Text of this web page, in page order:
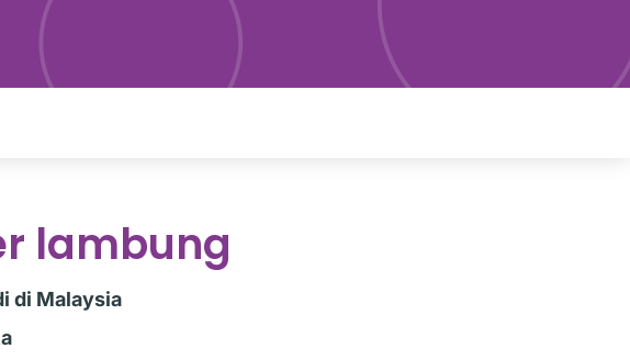
lambung
di Malaysia